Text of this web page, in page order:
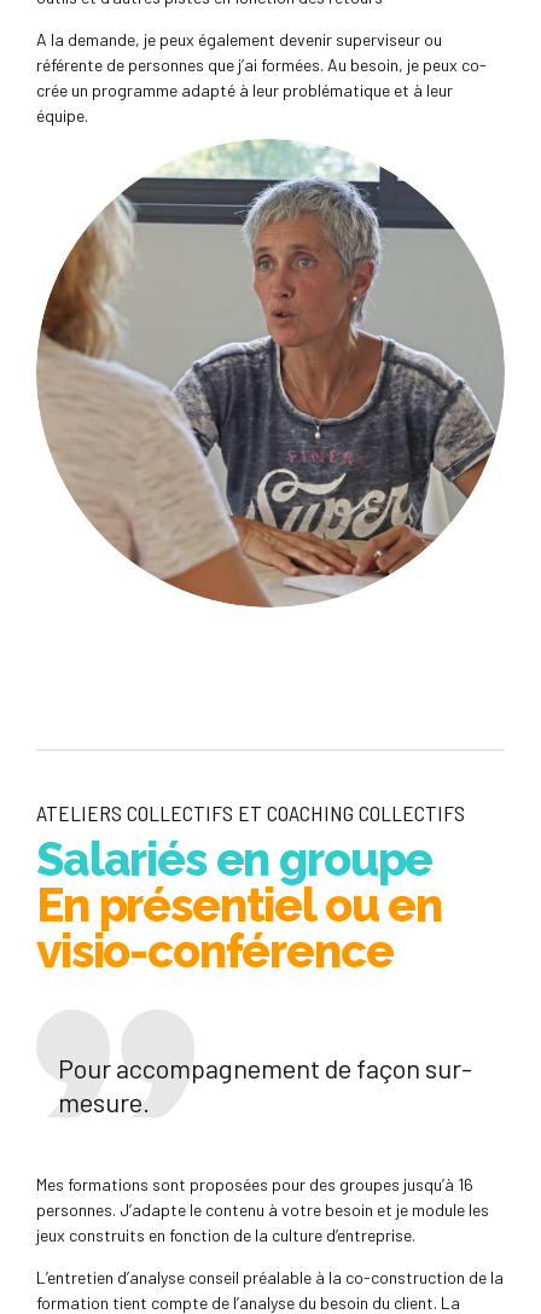
A la demande, je peux également devenir superviseur ou
référente de personnes que j’ai formées. Au besoin, je peux co-
crée un programme adapté à leur problématique et à leur
équipe.
ATELIERS COLLECTIFS ET COACHING COLLECTIFS
Salariés en groupe
En présentiel ou en
visio-conférence
Pour accompagnement de façon sur-
mesure.
Mes formations sont proposées pour des groupes jusqu’à 16
personnes. J’adapte le contenu à votre besoin et je module les
jeux construits en fonction de la culture d’entreprise.
L’entretien d’analyse conseil préalable à la co-construction de la
formation tient compte de l’analyse du besoin du client. La